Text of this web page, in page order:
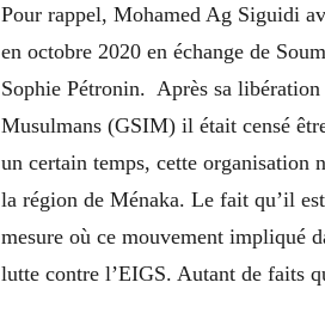
Pour rappel, Mohamed Ag Siguidi
en octobre 2020 en échange de
Sophie Pétronin. Après sa
Musulmans (GSIM) il était censé
un certain temps, cette organisation
la région de Ménaka. Le fait qu’il
mesure où ce mouvement impliqué
lutte contre l’EIGS. Autant de faits